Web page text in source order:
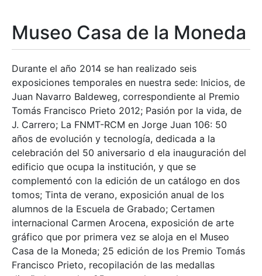
Museo Casa de la Moneda
Durante el año 2014 se han realizado seis
exposiciones temporales en nuestra sede: Inicios, de
Juan Navarro Baldeweg, correspondiente al Premio
Tomás Francisco Prieto 2012; Pasión por la vida, de
J. Carrero; La FNMT-RCM en Jorge Juan 106: 50
años de evolución y tecnología, dedicada a la
celebración del 50 aniversario d ela inauguración del
edificio que ocupa la institución, y que se
complementó con la edición de un catálogo en dos
tomos; Tinta de verano, exposición anual de los
alumnos de la Escuela de Grabado; Certamen
internacional Carmen Arocena, exposición de arte
gráfico que por primera vez se aloja en el Museo
Casa de la Moneda; 25 edición de los Premio Tomás
Francisco Prieto, recopilación de las medallas